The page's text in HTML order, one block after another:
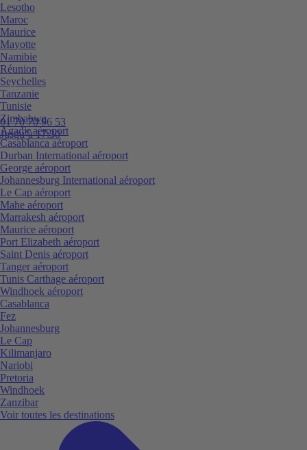
01 70 70 96 53
Jusqu’à 17:30
Lesotho
Maroc
Maurice
Mayotte
Namibie
Réunion
Seychelles
Tanzanie
Tunisie
Zimbabwe
Agadir aéroport
Casablanca aéroport
Durban International aéroport
George aéroport
Johannesburg International aéroport
Le Cap aéroport
Mahe aéroport
Marrakesh aéroport
Maurice aéroport
Port Elizabeth aéroport
Saint Denis aéroport
Tanger aéroport
Tunis Carthage aéroport
Windhoek aéroport
Casablanca
Fez
Johannesburg
Le Cap
Kilimanjaro
Nariobi
Pretoria
Windhoek
Zanzibar
Voir toutes les destinations